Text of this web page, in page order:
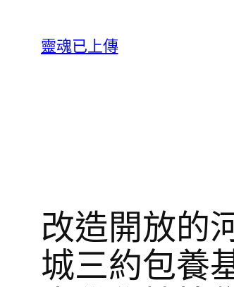
靈魂已上傳
改造開放的
城三約包養